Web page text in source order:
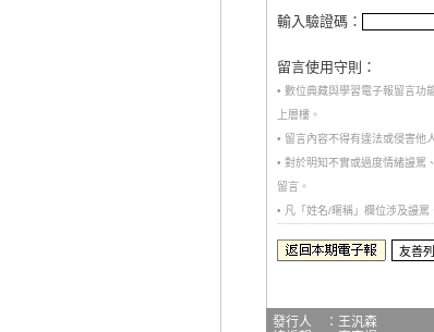
輸入驗證碼：
留言使用守則：
• 數位典藏與學習電子報留言功
上層樓。
• 留言內容不得有違法或侵害他
• 對於明知不實或過度情緒謾罵
留言。
• 凡「姓名/暱稱」欄位涉及謾
發行人 ：王汎森